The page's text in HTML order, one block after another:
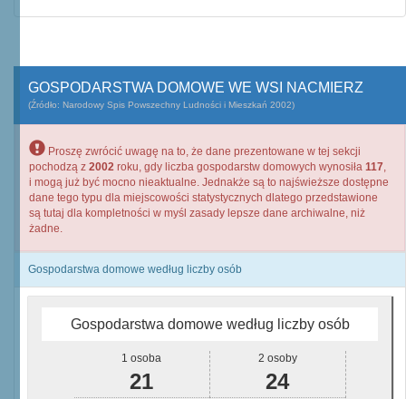
GOSPODARSTWA DOMOWE WE WSI NACMIERZ
(Źródło: Narodowy Spis Powszechny Ludności i Mieszkań 2002)
Proszę zwrócić uwagę na to, że dane prezentowane w tej sekcji
pochodzą z 2002 roku, gdy liczba gospodarstw domowych wynosiła 117,
i mogą już być mocno nieaktualne. Jednakże są to najświeższe dostępne
dane tego typu dla miejscowości statystycznych dlatego przedstawione
są tutaj dla kompletności w myśl zasady lepsze dane archiwalne, niż
żadne.
Gospodarstwa domowe według liczby osób
Gospodarstwa domowe według liczby osób
1 osoba
21
2 osoby
24